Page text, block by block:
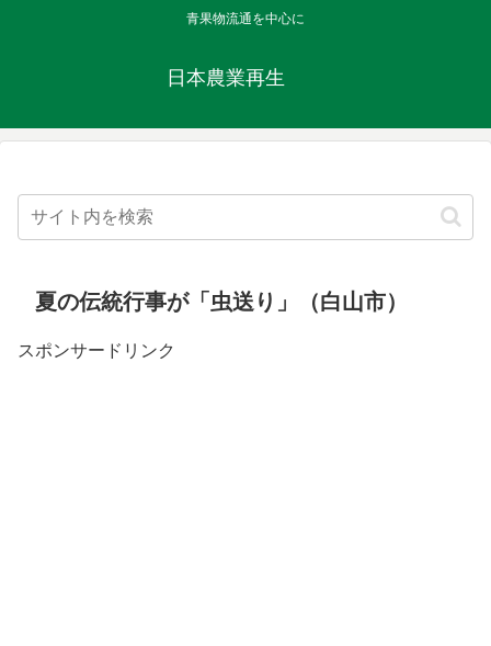
青果物流通を中心に
日本農業再生
夏の伝統行事が「虫送り」（白山市）
スポンサードリンク